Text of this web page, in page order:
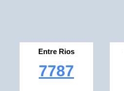
Entre Rios
7787